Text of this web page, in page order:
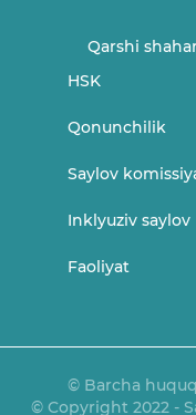
Qarshi
HSK
Biz haqimizda
Bog'lanish
Qonunchilik
O'zbekiston
HSK Qarorlari
Saylov
Tuman/shahar
Inklyuziv saylov
Saylov va yoshlar
Faoliyat
E'lonlar
OAVni
© Barcha
© Copyright 2022 -